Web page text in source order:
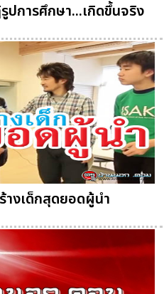
การศึกษา...เกิดขึ้นจริง
างเด็กสุดยอดผู้นำ